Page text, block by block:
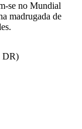
se no Mundial
madrugada de
DR)